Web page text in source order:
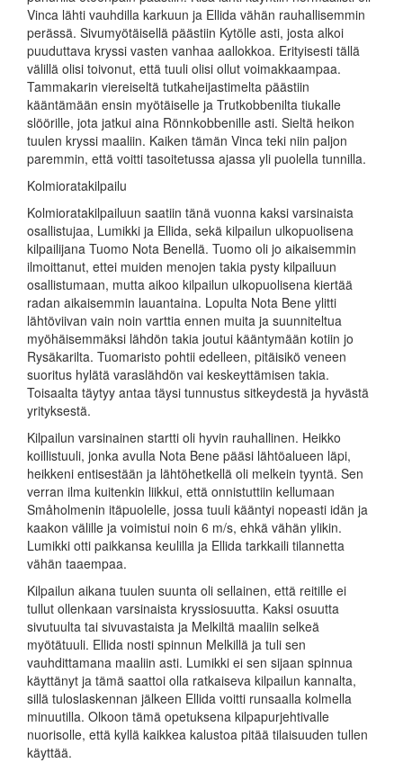
Vinca lähti vauhdilla karkuun ja Ellida vähän rauhallisemmin
perässä. Sivumyötäisellä päästiin Kytölle asti, josta alkoi
puuduttava kryssi vasten vanhaa aallokkoa. Erityisesti tällä
välillä olisi toivonut, että tuuli olisi ollut voimakkaampaa.
Tammakarin viereiseltä tutkaheijastimelta päästiin
kääntämään ensin myötäiselle ja Trutkobbenilta tiukalle
slöörille, jota jatkui aina Rönnkobbenille asti. Sieltä heikon
tuulen kryssi maaliin. Kaiken tämän Vinca teki niin paljon
paremmin, että voitti tasoitetussa ajassa yli puolella tunnilla.
Kolmioratakilpailu
Kolmioratakilpailuun saatiin tänä vuonna kaksi varsinaista
osallistujaa, Lumikki ja Ellida, sekä kilpailun ulkopuolisena
kilpailijana Tuomo Nota Benellä. Tuomo oli jo aikaisemmin
ilmoittanut, ettei muiden menojen takia pysty kilpailuun
osallistumaan, mutta aikoo kilpailun ulkopuolisena kiertää
radan aikaisemmin lauantaina. Lopulta Nota Bene ylitti
lähtöviivan vain noin varttia ennen muita ja suunniteltua
myöhäisemmäksi lähdön takia joutui kääntymään kotiin jo
Rysäkarilta. Tuomaristo pohtii edelleen, pitäisikö veneen
suoritus hylätä varaslähdön vai keskeyttämisen takia.
Toisaalta täytyy antaa täysi tunnustus sitkeydestä ja hyvästä
yrityksestä.
Kilpailun varsinainen startti oli hyvin rauhallinen. Heikko
koillistuuli, jonka avulla Nota Bene pääsi lähtöalueen läpi,
heikkeni entisestään ja lähtöhetkellä oli melkein tyyntä. Sen
verran ilma kuitenkin liikkui, että onnistuttiin kellumaan
Småholmenin itäpuolelle, jossa tuuli kääntyi nopeasti idän ja
kaakon välille ja voimistui noin 6 m/s, ehkä vähän ylikin.
Lumikki otti paikkansa keulilla ja Ellida tarkkaili tilannetta
vähän taaempaa.
Kilpailun aikana tuulen suunta oli sellainen, että reitille ei
tullut ollenkaan varsinaista kryssiosuutta. Kaksi osuutta
sivutuulta tai sivuvastaista ja Melkiltä maaliin selkeä
myötätuuli. Ellida nosti spinnun Melkillä ja tuli sen
vauhdittamana maaliin asti. Lumikki ei sen sijaan spinnua
käyttänyt ja tämä saattoi olla ratkaiseva kilpailun kannalta,
sillä tuloslaskennan jälkeen Ellida voitti runsaalla kolmella
minuutilla. Olkoon tämä opetuksena kilpapurjehtivalle
nuorisolle, että kyllä kaikkea kalustoa pitää tilaisuuden tullen
käyttää.